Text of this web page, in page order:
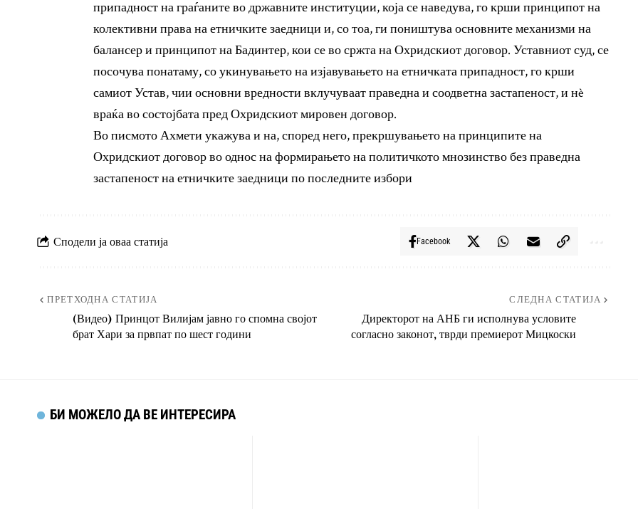
припадност на граѓаните во државните институции, која се наведува, го крши принципот на
колективни права на етничките заедници и, со тоа, ги поништува основните механизми на
балансер и принципот на Бадинтер, кои се во сржта на Охридскиот договор. Уставниот суд, се
посочува понатаму, со укинувањето на изјавувањето на етничката припадност, го крши
самиот Устав, чии основни вредности вклучуваат праведна и соодветна застапеност, и нè
враќа во состојбата пред Охридскиот мировен договор.
Во писмото Ахмети укажува и на, според него, прекршувањето на принципите на
Охридскиот договор во однос на формирањето на политичкото мнозинство без праведна
застапеност на етничките заедници по последните избори
Сподели ја оваа статија Facebook
ПРЕТХОДНА СТАТИЈА
(Видео) Принцот Вилијам јавно го спомна својот
брат Хари за првпат по шест години
СЛЕДНА СТАТИЈА
Директорот на АНБ ги исполнува условите
согласно законот, тврди премиерот Мицкоски
БИ МОЖЕЛО ДА ВЕ ИНТЕРЕСИРА